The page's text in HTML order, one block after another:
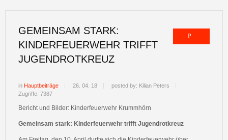
GEMEINSAM STARK:
KINDERFEUERWEHR TRIFFT
JUGENDROTKREUZ
in Hauptbeiträge 26. 04. 18
posted by: Kilian Peters
Zugriffe: 7387
Bericht und Bilder: Kinderfeuerwehr Krummhörn
Gemeinsam stark: Kinderfeuerwehr trifft Jugendrotkreuz